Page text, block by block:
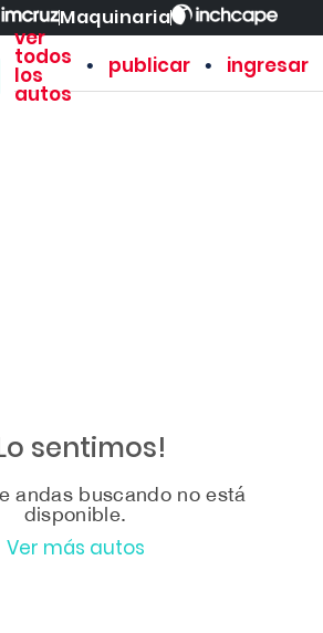
Maquinaria
ver
todos
los
autos
• publicar • ingresar
sentimos!
andas buscando no está
disponible.
Ver más autos